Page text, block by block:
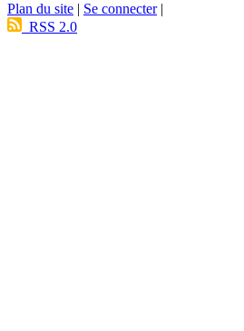
Plan du site | Se connecter|
RSS 2.0